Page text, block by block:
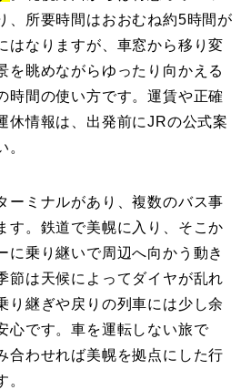
、所要時間はおおむね約5時間が
はなりますが、車窓から移り変
を眺めながらゆったり向かえる
時間の使い方です。運賃や正確
休情報は、出発前にJRの公式案
。
ーミナルがあり、複数のバス事
す。鉄道で美幌に入り、そこか
に乗り継いで周辺へ向かう動き
節は天候によってダイヤが乱れ
り継ぎや戻りの列車には少し余
心です。車を運転しない旅で
合わせれば美幌を拠点にした行
。